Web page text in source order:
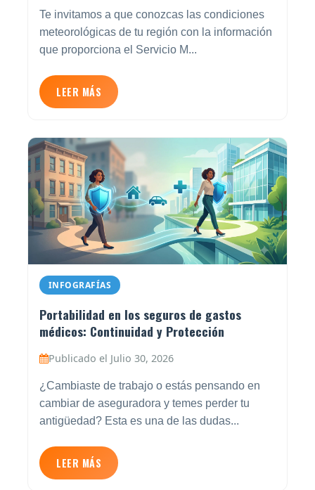
Te invitamos a que conozcas las condiciones
meteorológicas de tu región con la información
que proporciona el Servicio M...
LEER MÁS
INFOGRAFÍAS
Portabilidad en los seguros de gastos
médicos: Continuidad y Protección
Publicado el Julio 30, 2026
¿Cambiaste de trabajo o estás pensando en
cambiar de aseguradora y temes perder tu
antigüedad? Esta es una de las dudas...
LEER MÁS